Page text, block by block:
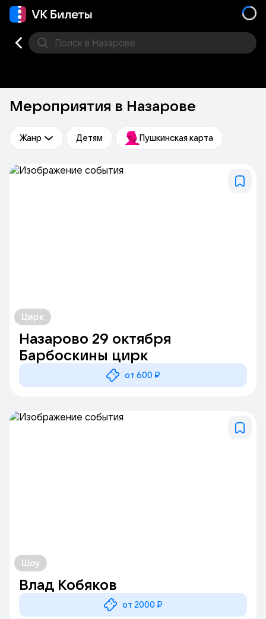
Поиск в Назарове
Мероприятия в Назарове
Жанр Детям Пушкинская карта
Цирк
Назарово 29 октября
Барбоскины цирк
от 600 ₽
Шоу
Влад Кобяков
от 2000 ₽